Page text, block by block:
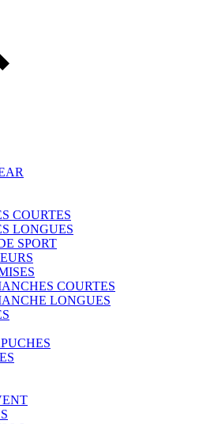
COURTES
LONGUES
SPORT
COURTES
LONGUES